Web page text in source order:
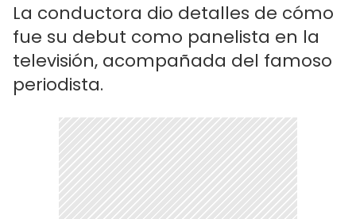
La conductora dio detalles de cómo
fue su debut como panelista en la
televisión, acompañada del famoso
periodista.